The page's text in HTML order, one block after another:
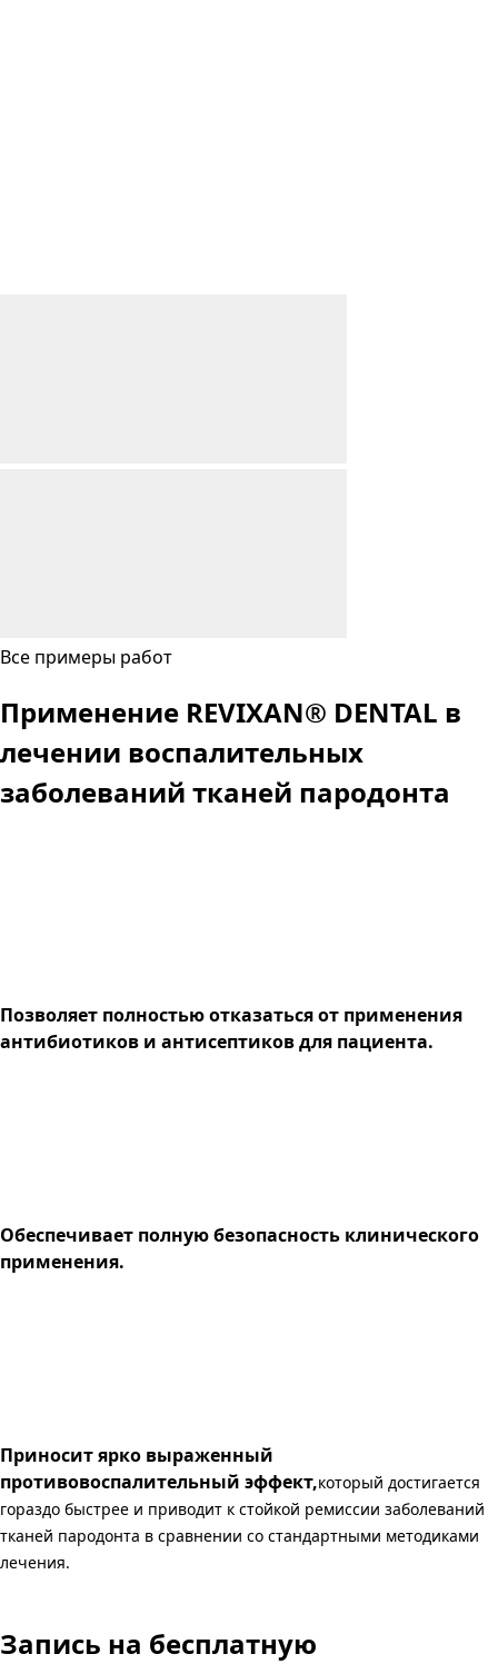
Все примеры работ
Применение REVIXAN® DENTAL в
лечении воспалительных
заболеваний тканей пародонта
Позволяет полностью отказаться от применения
антибиотиков и антисептиков для пациента.
Обеспечивает полную безопасность клинического
применения.
Приносит ярко выраженный
противовоспалительный эффект,который достигается
гораздо быстрее и приводит к стойкой ремиссии заболеваний
тканей пародонта в сравнении со стандартными методиками
лечения.
Запись на бесплатную